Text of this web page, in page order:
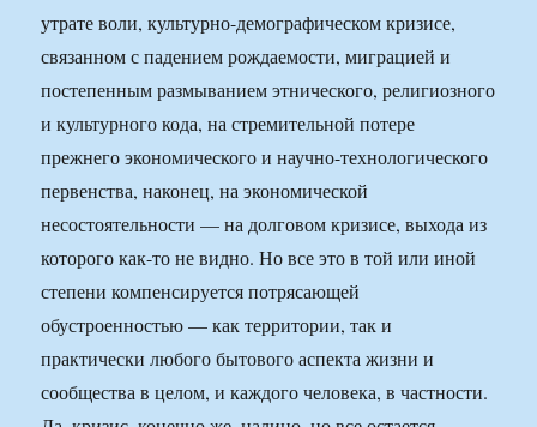
утрате воли, культурно-демографическом кризисе,
связанном с падением рождаемости, миграцией и
постепенным размыванием этнического, религиозного
и культурного кода, на стремительной потере
прежнего экономического и научно-технологического
первенства, наконец, на экономической
несостоятельности — на долговом кризисе, выхода из
которого как-то не видно. Но все это в той или иной
степени компенсируется потрясающей
обустроенностью — как территории, так и
практически любого бытового аспекта жизни и
сообщества в целом, и каждого человека, в частности.